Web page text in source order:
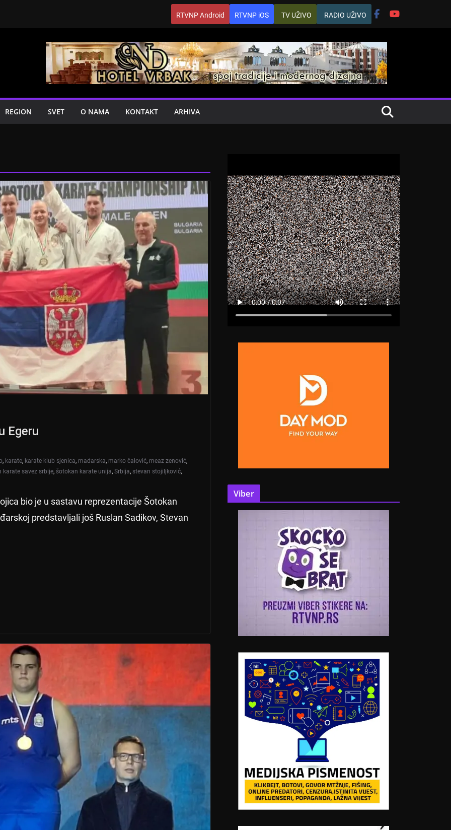
RTVNP Android RTVNP iOS TV UŽIVO RADIO UŽIVO
REGION SVET O NAMA KONTAKT ARHIVA
Egeru
, karate, karate klub sjenica, mađarska, marko čalović, meaz zenović,
karate savez srbije, šotokan karate unija, Srbija, stevan stojiljković,
bio je u sastavu reprezentacije Šotokan
predstavljali još Ruslan Sadikov, Stevan
Viber